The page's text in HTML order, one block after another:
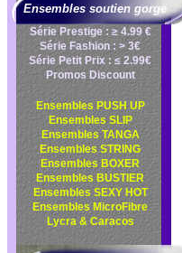
Ensembles soutien gorge
Série Prestige : ≥ 4.99 €
Série Fashion : > 3€
Série Petit Prix : ≤ 2.99€
Promos Discount
Ensembles PUSH UP
Ensembles SLIP
Ensembles TANGA
Ensembles STRING
Ensembles BOXER
Ensembles BUSTIER
Ensembles SEXY HOT
Ensembles MicroFibre
Lycra & Caracos